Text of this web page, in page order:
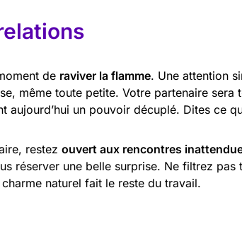
de raviver la flamme. Une attention
même toute petite. Votre partenaire sera
aujourd’hui un pouvoir décuplé. Dites ce
restez ouvert aux rencontres
réserver une belle surprise. Ne filtrez pas
naturel fait le reste du travail.